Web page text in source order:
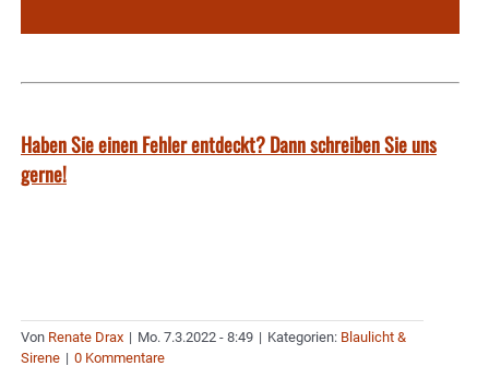
Haben Sie einen Fehler entdeckt? Dann schreiben Sie uns
gerne!
Von Renate Drax | Mo. 7.3.2022 - 8:49 | Kategorien: Blaulicht &
Sirene | 0 Kommentare